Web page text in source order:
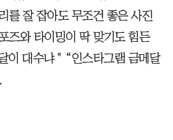
를 잘 잡아도 무조건 좋은 사진
즈와 타이밍이 딱 맞기도 힘든
이 대수냐 " “인스타그램 금메달